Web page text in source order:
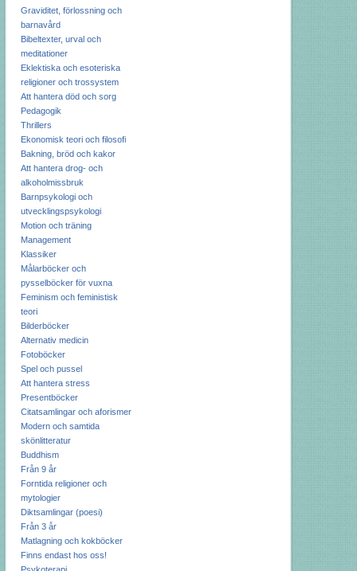
Graviditet, förlossning och
barnavård
Bibeltexter, urval och
meditationer
Eklektiska och esoteriska
religioner och trossystem
Att hantera död och sorg
Pedagogik
Thrillers
Ekonomisk teori och filosofi
Bakning, bröd och kakor
Att hantera drog- och
alkoholmissbruk
Barnpsykologi och
utvecklingspsykologi
Motion och träning
Management
Klassiker
Målarböcker och
pysselböcker för vuxna
Feminism och feministisk
teori
Bilderböcker
Alternativ medicin
Fotoböcker
Spel och pussel
Att hantera stress
Presentböcker
Citatsamlingar och aforismer
Modern och samtida
skönlitteratur
Buddhism
Från 9 år
Forntida religioner och
mytologier
Diktsamlingar (poesi)
Från 3 år
Matlagning och kokböcker
Finns endast hos oss!